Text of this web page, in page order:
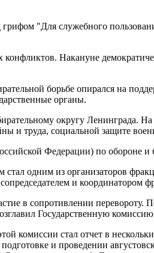
"Для служебного
Накануне
борьбе опирался на
органы.
округу Ленинграда.
и труда, социальной защите
Федерации) по обороне и
одним из организаторов
и координатором
в сопротивлении перевороту.
Государственную
комиссии стал отчет в
и проведении